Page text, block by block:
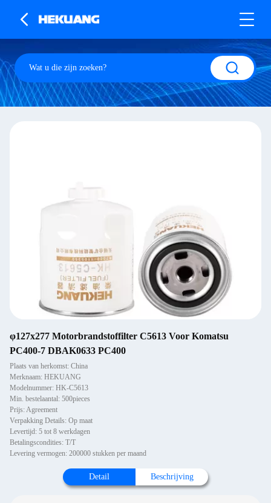
φ127x277 Motorbrandstoffilter C5613 Voor Komatsu
PC400-7 DBAK0633 PC400
Plaats van herkomst: China
Merknaam: HEKUANG
Modelnummer: HK-C5613
Min. bestelaantal: 500pieces
Prijs: Agreement
Verpakking Details: Op maat
Levertijd: 5 tot 8 werkdagen
Betalingscondities: T/T
Levering vermogen: 200000 stukken per maand
Detail Beschrijving